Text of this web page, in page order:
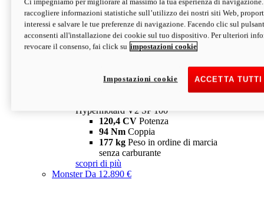
Hypermotard V2 SP
120,4 CVPotenza
94 NmCoppia
177 kgPeso in ordine di marcia
senza carburante
Depotenziata 35 kW: 18.890 € i
configura scopri di più
Hypermotard V2 SP 100
120,4 CV Potenza
94 Nm Coppia
177 kg Peso in ordine di marcia
senza carburante
scopri di più
MonsterDa 12.890 €
raccogliere informazioni statistiche sull’utilizzo dei nostri siti Web,
interessi e salvare le tue preferenze di navigazione. Facendo clic sul
acconsenti all'installazione dei cookie sul tuo dispositivo. Per ulteriori
revocare il consenso, fai click su impostazioni cookie
ACCETTA
Impostazioni cookie